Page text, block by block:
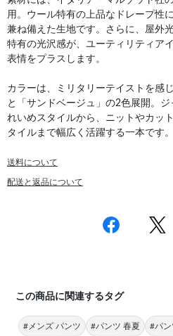
用。ウール特有の上品なドレープ性
兼ね備えた生地です。さらに、屋外
特有の光沢感が、ユーティリティア
表情をプラスします。
カラーは、ミリタリーテイストを感
と「サンドベージュ」の2色展開。
れいめスタイルから、ニットやカッ
タイルまで幅広く活躍する一本です。
送料について
配送と返品について
この商品に関連するタグ
#メンズ パンツ #パンツ 春夏 #パン